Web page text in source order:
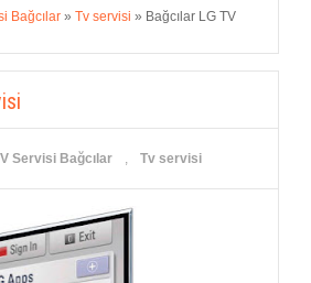
Bağcılar » Tv servisi » Bağcılar LG TV
Servisi Bağcılar , Tv servisi